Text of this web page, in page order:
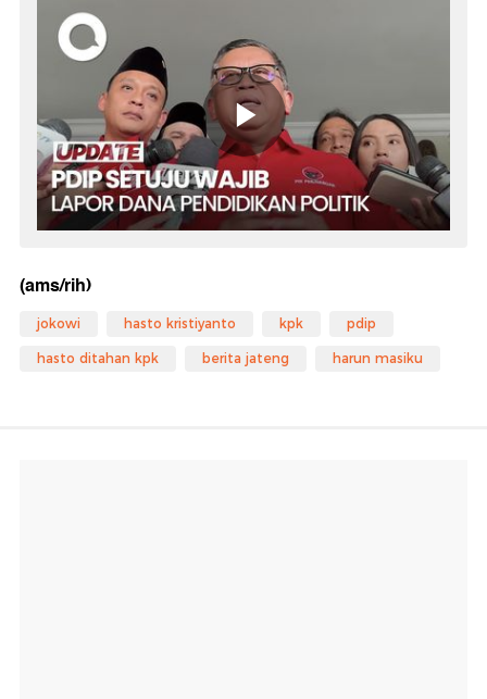
(ams/rih)
jokowi hasto kristiyanto kpk pdip
hasto ditahan kpk berita jateng harun masiku